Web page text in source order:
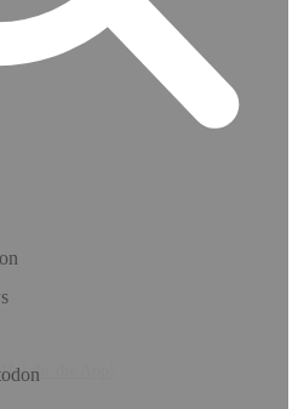
Hol dir die App!